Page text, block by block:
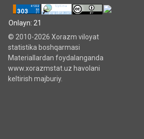
Onlayn: 21
© 2010-2026 Xorazm viloyat
statistika boshqarmasi
Materiallardan foydalanganda
www.xorazmstat.uz havolani
keltirish majburiy.